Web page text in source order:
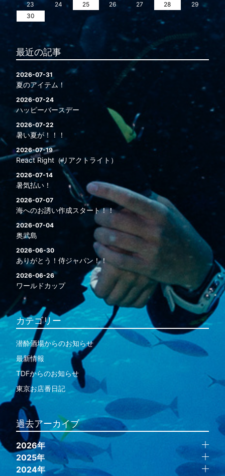
23
24 25 26 27 28
29
30
最近の記事
2026-07-31
夏のアイテム！
2026-07-24
ハッピーバースデー
2026-07-22
暑い夏が！！！
2026-07-19
React Right（リアクトライト）
2026-07-14
暑気払い！
2026-07-07
海へのお誘い作成スタート！！
2026-07-04
奥武島
2026-06-30
ありがとう！侍ジャパン！！
2026-06-26
ワールドカップ
カテゴリー
潜酔酒場からのお知らせ
最新情報
TDFからのお知らせ
東京お店番日記
過去アーカイブ
2026年
2025年
2024年